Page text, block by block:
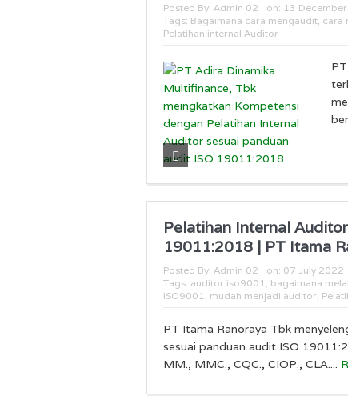
Posted By: Admin 02 on: 13
Tags: Bagaimana cara mengaudit cara
Pelatihan internal Auditor
Pelatihan Internal
19011:2018 | PT Itama
Posted By: Admin 02 on: 07 July 2022
Tags: auditor iso9001 bagaimana
ISO9001
mudah menjadi auditor
PT Itama Ranoraya Tbk
sesuai panduan audit ISO
MM., MMC., CQC., CIOP., CLA....